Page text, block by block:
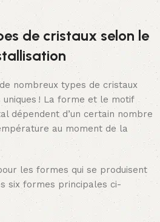
de cristaux selon le
nombreux types de cristaux
! La forme et le motif
dépendent d’un certain nombre
au moment de la
les formes qui se produisent
six formes principales ci-